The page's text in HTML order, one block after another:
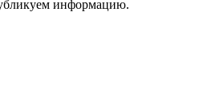
информацию.